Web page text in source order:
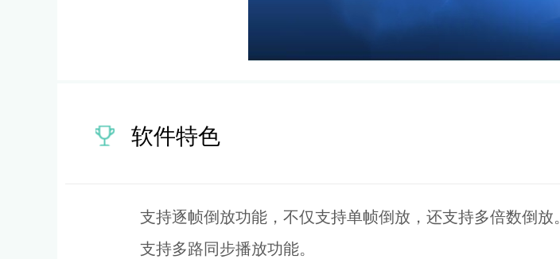
软件特色
支持逐帧倒放功能，不仅支持单帧倒放，还支持多倍数倒放。
支持多路同步播放功能。